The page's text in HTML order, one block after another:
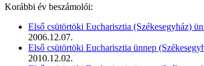
Korábbi év beszámolói:
Első csütörtöki Eucharisztia (Székesegyház)
2006.12.07.
Első csütörtöki Eucharisztia ünnep
2010.12.02.